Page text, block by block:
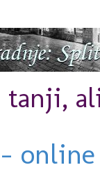
tanji,